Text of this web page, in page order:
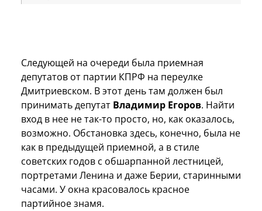
Следующей на очереди была приемная
депутатов от партии КПРФ на переулке
Дмитриевском. В этот день там должен был
принимать депутат Владимир Егоров. Найти
вход в нее не так-то просто, но, как оказалось,
возможно. Обстановка здесь, конечно, была не
как в предыдущей приемной, а в стиле
советских годов с обшарпанной лестницей,
портретами Ленина и даже Берии, старинными
часами. У окна красовалось красное
партийное знамя.